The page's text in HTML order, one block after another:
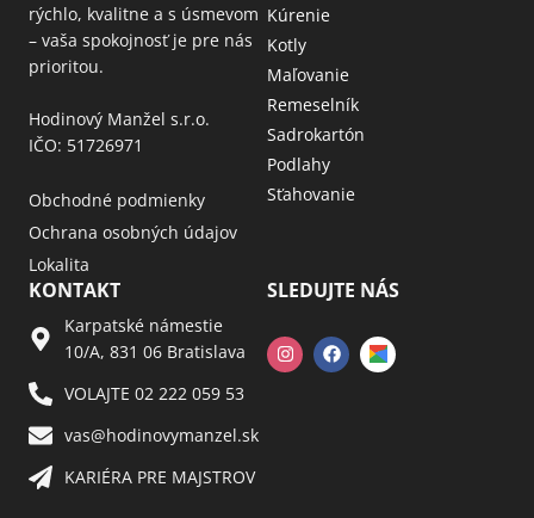
rýchlo, kvalitne a s úsmevom
– vaša spokojnosť je pre nás
prioritou.
Hodinový Manžel s.r.o.
IČO: 51726971
Obchodné podmienky
Ochrana osobných údajov
Lokalita
Kúrenie
Kotly
Maľovanie
Remeselník
Sadrokartón
Podlahy
Sťahovanie
KONTAKT
Karpatské námestie
10/A, 831 06 Bratislava
VOLAJTE 02 222 059 53​
vas@hodinovymanzel.sk​
KARIÉRA PRE MAJSTROV​
SLEDUJTE NÁS